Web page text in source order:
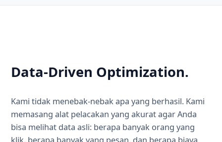
Data-Driven Optimization.
Kami tidak menebak-nebak apa yang berhasil. Kami
memasang alat pelacakan yang akurat agar Anda
bisa melihat data asli: berapa banyak orang yang